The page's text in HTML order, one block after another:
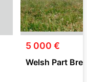
5 000 €
Welsh Part